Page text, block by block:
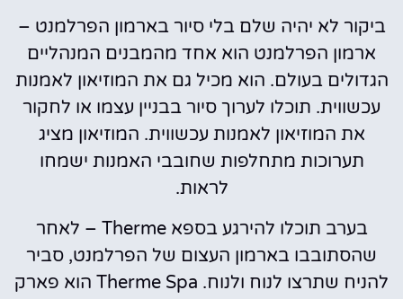
ביקור לא יהיה שלם בלי סיור בארמון הפרלמנט –
ארמון הפרלמנט הוא אחד מהמבנים המנהליים
הגדולים בעולם. הוא מכיל גם את המוזיאון לאמנות
עכשווית. תוכלו לערוך סיור בבניין עצמו או לחקור
את המוזיאון לאמנות עכשווית. המוזיאון מציג
תערוכות מתחלפות שחובבי האמנות ישמחו
לראות.
בערב תוכלו להירגע בספא Therme – לאחר
שהסתובבו בארמון העצום של הפרלמנט, סביר
להניח שתרצו לנוח ולנוח. Therme Spa הוא פארק